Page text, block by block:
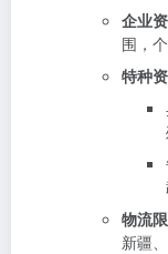
企业
围，
特种
物流
新疆